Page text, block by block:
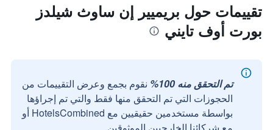
تقييمات حول بريميير إن ساوث شيلدز
بورت أوف تايني
تم التحقق منه 100%
نقوم بجمع وعرض التقييمات من
الحجوزات التي تم التحقق منها فقط والتي تم إجراؤها
بواسطة مستخدمين حقيقيين مع HotelsCombined أو